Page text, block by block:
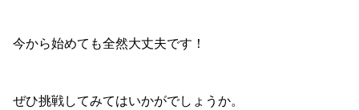
今から始めても全然大丈夫です！
ぜひ挑戦してみてはいかがでしょうか。